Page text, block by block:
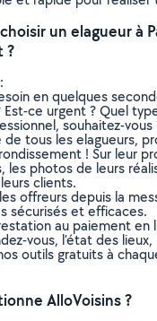
un elagueur à
?
en quelques
Est-ce urgent ? Quel
souhaitez-vous
de tous les elagueurs,
! Sur leur
les photos de leurs
clients.
offreurs depuis la
sécurisés et efficaces.
au paiement en
vous, l’état des
outils gratuits à
AlloVoisins ?